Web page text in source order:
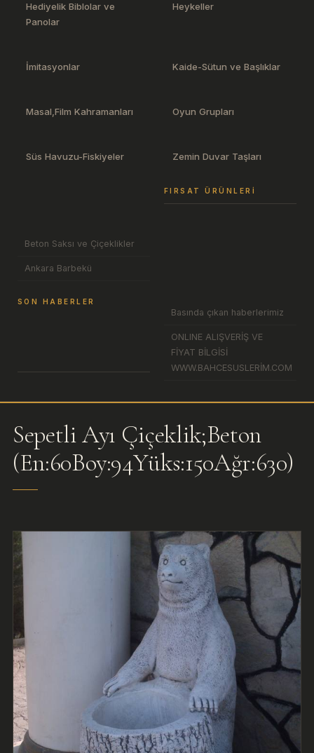
Hediyelik Biblolar ve
Panolar
Heykeller
İmitasyonlar Kaide-Sütun ve Başlıklar
Masal,Film Kahramanları Oyun Grupları
Süs Havuzu-Fiskiyeler Zemin Duvar Taşları
FIRSAT ÜRÜNLERI
Beton Saksı ve Çiçeklikler
Ankara Barbekü
SON HABERLER
Basında çıkan haberlerimiz
ONLINE ALIŞVERİŞ VE
FİYAT BİLGİSİ
WWW.BAHCESUSLERİM.COM
Sepetli Ayı Çiçeklik;Beton
(En:60Boy:94Yüks:150Ağr:630)